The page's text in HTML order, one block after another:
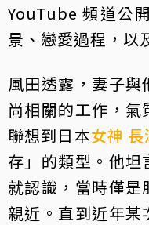
YouTube 頻道公
景、戀愛過程，以
風田透露，妻子
尚相關的工作，
聯想到日本女神 長
存」的類型。他
就認識，當時僅
親近。直到近年某